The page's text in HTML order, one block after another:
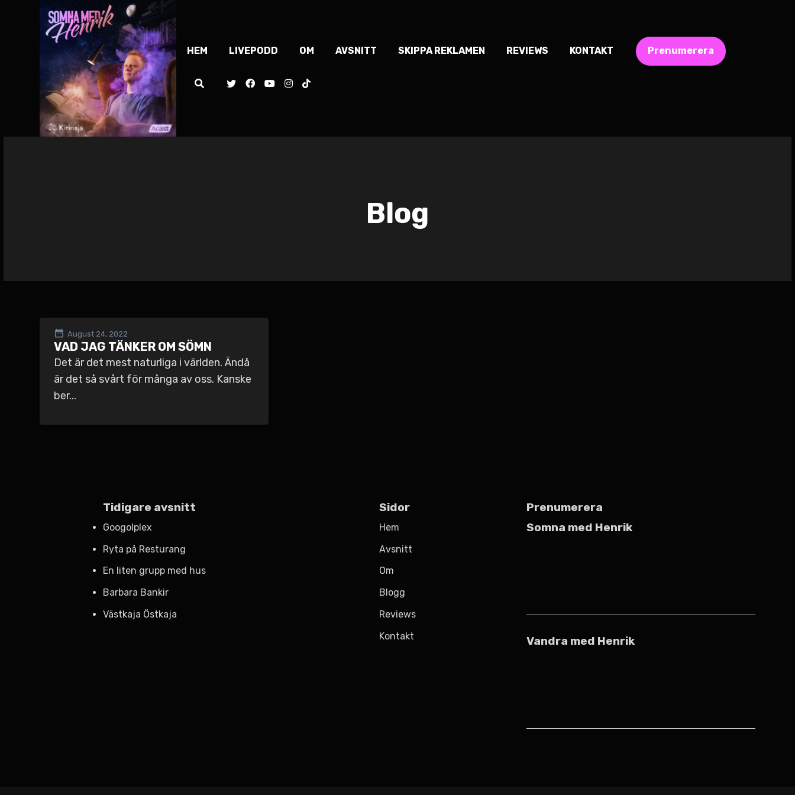
HEM LIVEPODD OM AVSNITT SKIPPA REKLAMEN REVIEWS KONTAKT Prenumerera
Blog
August 24, 2022
VAD JAG TÄNKER OM SÖMN
Det är det mest naturliga i världen. Ändå
är det så svårt för många av oss. Kanske
ber...
Tidigare avsnitt
Googolplex
Ryta på Resturang
En liten grupp med hus
Barbara Bankir
Västkaja Östkaja
Sidor
Hem
Avsnitt
Om
Blogg
Reviews
Kontakt
Prenumerera
Somna med Henrik
Vandra med Henrik